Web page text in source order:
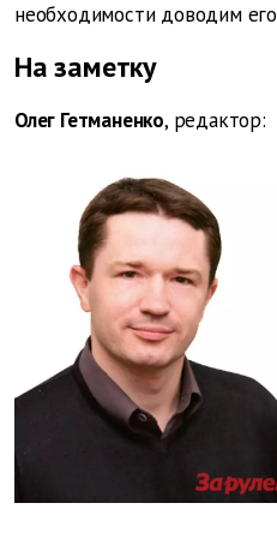
необходимости доводим
На заметку
Олег Гетманенко, редактор: